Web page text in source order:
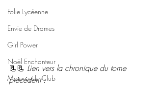
Folie Lycéenne
Envie de Drames
Girl Power
Noël Enchanteur
Motorcycle Club
📃📃 Lien vers la chronique du tome
précédent :